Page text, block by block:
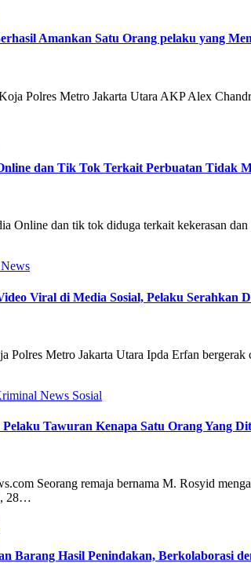
Amankan Satu Orang pelaku yang
Polres Metro Jakarta Utara AKP Alex
dan Tik Tok Terkait Perbuatan Tidak
Online dan tik tok diduga terkait kekerasan
News
Viral di Media Sosial, Pelaku Serahkan
Polres Metro Jakarta Utara Ipda Erfan
News Sosial
Tawuran Kenapa Satu Orang Yang
Seorang remaja bernama M. Rosyid
28…
Barang Hasil Penindakan, Berkolaborasi